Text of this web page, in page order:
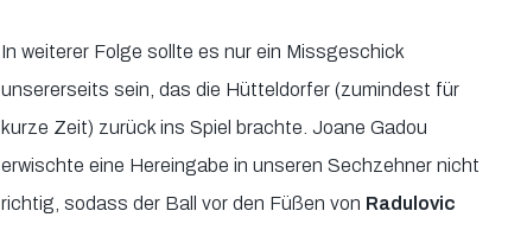
In weiterer Folge sollte es nur ein Missgeschick
unsererseits sein, das die Hütteldorfer (zumindest für
kurze Zeit) zurück ins Spiel brachte. Joane Gadou
erwischte eine Hereingabe in unseren Sechzehner nicht
richtig, sodass der Ball vor den Füßen von Radulovic